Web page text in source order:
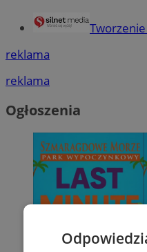
reklama
reklama
Ogłoszenia